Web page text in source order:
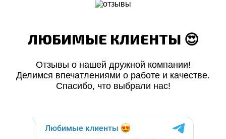
ЛЮБИМЫЕ КЛИЕНТЫ 😍
Отзывы о нашей дружной компании!
Делимся впечатлениями о работе и качестве.
Спасибо, что выбрали нас!